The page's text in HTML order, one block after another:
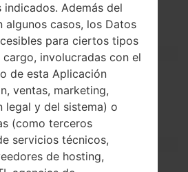
80 gramosramos (2.82
onzas)
-
Hardware
-
-
-
-
Red y Datos
Mini-SIM
Además del
algunos casos, los Datos
para ciertos tipos
cargo, involucradas con el
de esta Aplicación
ventas, marketing,
legal y del sistema) o
(como terceros
servicios técnicos,
de hosting,